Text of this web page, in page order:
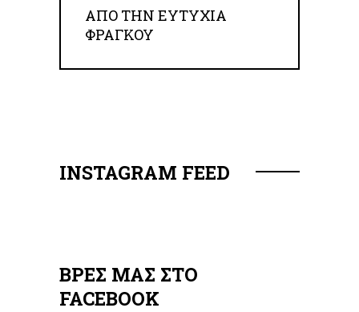
ΑΠΟ ΤΗΝ ΕΥΤΥΧΊΑ
ΦΡΆΓΚΟΥ
INSTAGRAM FEED
ΒΡΕΣ ΜΑΣ ΣΤΟ
FACEBOOK